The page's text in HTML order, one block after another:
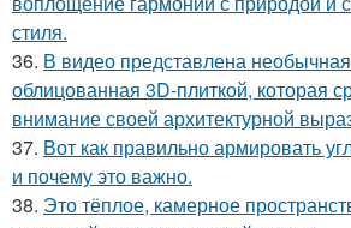
стиля.
36. В видео представлена
облицованная 3D-плиткой, которая
внимание своей архитектурной
37. Вот как правильно армировать
и почему это важно.
38. Это тёплое, камерное